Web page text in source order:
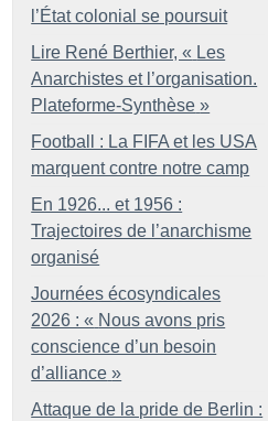
l’État colonial se poursuit
Lire René Berthier, « Les
Anarchistes et l’organisation.
Plateforme-Synthèse »
Football : La FIFA et les USA
marquent contre notre camp
En 1926... et 1956 :
Trajectoires de l’anarchisme
organisé
Journées écosyndicales
2026 : « Nous avons pris
conscience d’un besoin
d’alliance »
Attaque de la pride de Berlin :